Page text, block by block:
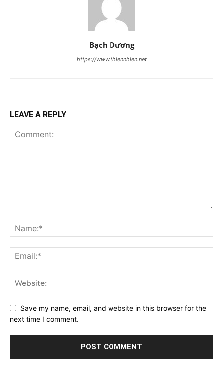
Bạch Dương
https://www.thiennhien.net
LEAVE A REPLY
Save my name, email, and website in this browser for the
next time I comment.